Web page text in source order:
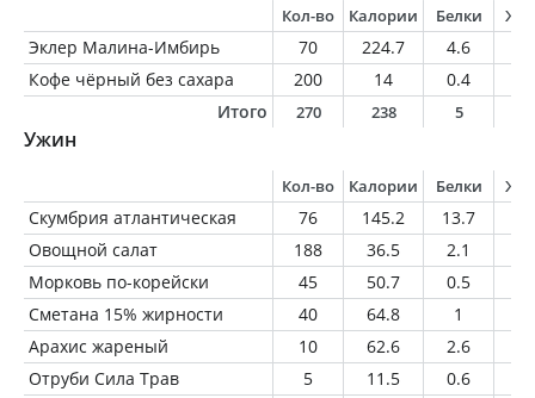
Кол-во Калории Белки
Эклер Малина-Имбирь 70 224.7 4.6
Кофе чёрный без сахара
200 14 0.4
Итого
270 238 5
Ужин
Кол-во Калории Белки
Скумбрия атлантическая 76 145.2 13.7
Овощной салат
188 36.5 2.1
Морковь по-корейски
45 50.7 0.5
Сметана 15% жирности
40 64.8 1
Арахис жареный
10 62.6 2.6
Отруби Сила Трав
5 11.5 0.6